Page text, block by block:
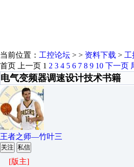
当前位置： 工控论坛 > > 资料下载 > 工
首页 上一页 1 2 3 4 5 6 7 8 9 10 下一页
电气变频器调速设计技术书籍
王者之师—竹叶三
关注 私信
[版主]